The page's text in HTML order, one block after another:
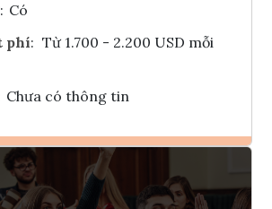
: Có
phí: Từ 1.700 - 2.200 USD mỗi
Chưa có thông tin
Ghi danh